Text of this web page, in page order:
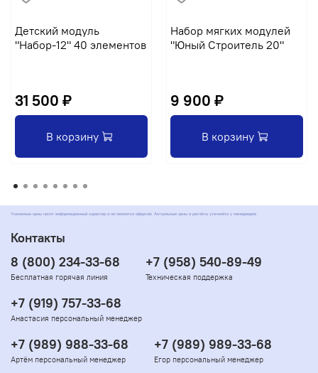
Детский модуль
"Набор-12" 40 элементов
31 500 ₽
В корзину
Набор мягких модулей
"Юный Строитель 20"
9 900 ₽
В корзину
Указанные цены носят информационный характер и не являются офертой. Актуальные цены и расчёты уточняйте у менеджеров
Контакты
8 (800) 234-33-68
Бесплатная горячая линия
+7 (958) 540-89-49
Техническая поддержка
+7 (919) 757-33-68
Анастасия персональный менеджер
+7 (989) 988-33-68
Артём персональный менеджер
+7 (989) 989-33-68
Егор персональный менеджер